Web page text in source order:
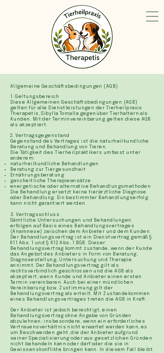
Allgemeine Geschäftsbedingungen (AGB)
1. Geltungsbereich
Diese Allgemeinen Geschäftsbedingungen (AGB)
gelten für alle Dienstleistungen der Tierheilpraxis
Therapetis, Sibylla Tomalla gegenüber Tierhaltern als
Kunden. Mit der Terminvereinbarung gelten diese AGB
als akzeptiert.
2. Vertragsgegenstand
Gegenstand des Vertrages ist die naturheilkundliche
Beratung und Behandlung von Tieren.
Die Tätigkeit des Tierheilpraktikers umfasst unter
anderem:
naturheilkundliche Behandlungen
Beratung zur Tiergesundheit
Ernährungsberatung
ganzheitliche Therapieansätze
energetische oder alternative Behandlungsmethoden
Die Behandlung ersetzt keine tierärztliche Diagnose
oder Behandlung. Ein bestimmter Behandlungserfolg
kann nicht garantiert werden.
3. Vertragsschluss
Sämtliche Untersuchungen und Behandlungen
erfolgen auf Basis eines Behandlungsvertrages
(Anamnese) zwischen dem Anbieter und dem Kunden.
Der Behandlungsvertrag ist ein Dienstvertrag gemäß §
611 Abs. 1 und § 612 Abs. 1 BGB. Dieser
Behandlungsvertrag kommt zustande, wenn der Kunde
das Angebot des Anbieters in Form von Beratung,
Diagnosestellung, Untersuchung und Therapie
annimmt. Der Behandlungsvertrag gilt als
rechtsverbindlich geschlossen und die AGB als
akzeptiert, wenn Kunde und Anbieter einen ersten
Termin vereinbaren. Auch bei einer mündlichen
Vereinbarung bzw. Zustimmung gilt der
Behandlungsvertrag als erteilt. Mit Zustandekommen
eines Behandlungsvertrages treten die AGB in Kraft.
Der Anbieter ist jedoch berechtigt, einen
Behandlungsvertrag ohne Angabe von Gründen
abzulehnen; insbesondere, wenn ein erforderliches
Vertrauensverhältnis nicht erwartet werden kann, es
um Beschwerden geht, die der Anbieter aufgrund
seiner Spezialisierung oder aus gesetzlichen Gründen
nicht behandeln kann oder darf oder die sie in
Gewissenskonflikte bringen kann. In diesem Fall bleibt